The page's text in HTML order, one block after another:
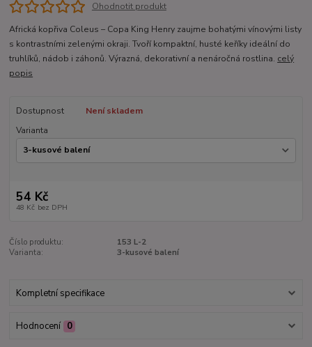
Ohodnotit produkt
Africká kopřiva Coleus – Copa King Henry zaujme bohatými vínovými listy
s kontrastními zelenými okraji. Tvoří kompaktní, husté keříky ideální do
truhlíků, nádob i záhonů. Výrazná, dekorativní a nenáročná rostlina. celý
popis
Dostupnost
Není skladem
Varianta
54 Kč
48 Kč bez DPH
Číslo produktu:
153 L-2
Varianta:
3-kusové balení
Kompletní specifikace
Hodnocení 0